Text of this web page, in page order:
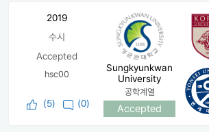
2019
수시
Accepted
hsc00
(5) (0)
Sungkyunkwan
University
공학계열
Accepted